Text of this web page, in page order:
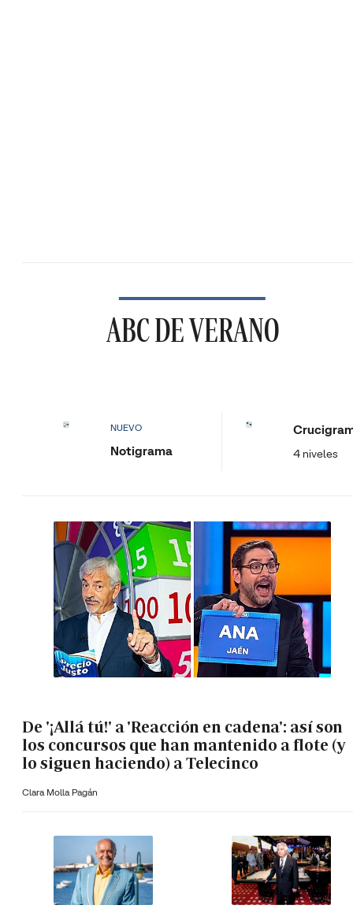
ABC DE VERANO
NUEVO
Notigrama 4 niveles
De '¡Allá tú!' a 'Reacción en cadena': así son
los concursos que han mantenido a flote (y
lo siguen haciendo) a Telecinco
Clara Molla Pagán